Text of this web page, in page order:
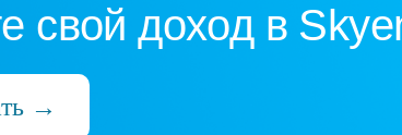
свой доход в
→